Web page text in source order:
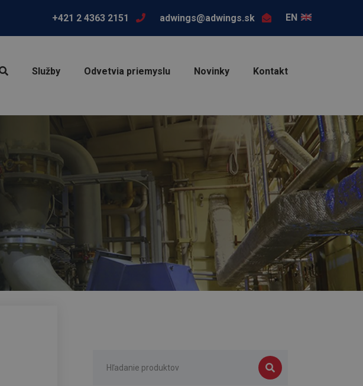
+421 2 4363 2151 adwings@adwings.sk EN
Služby Odvetvia priemyslu Novinky Kontakt